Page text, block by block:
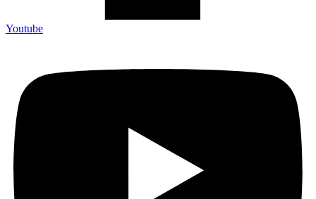
Youtube